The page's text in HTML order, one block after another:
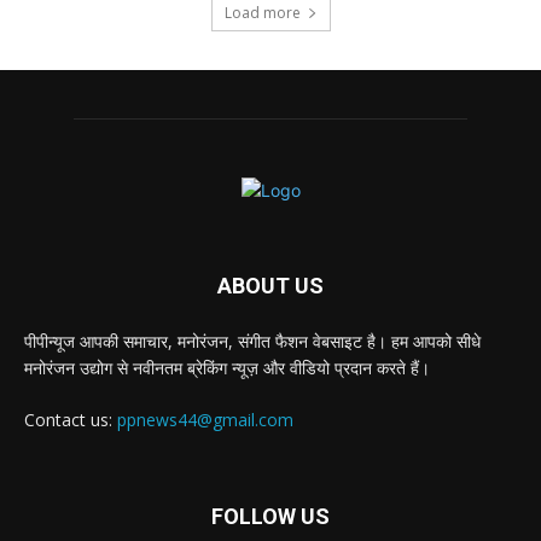
Load more
ABOUT US
पीपीन्यूज आपकी समाचार, मनोरंजन, संगीत फैशन वेबसाइट है। हम आपको सीधे
मनोरंजन उद्योग से नवीनतम ब्रेकिंग न्यूज़ और वीडियो प्रदान करते हैं।
Contact us: ppnews44@gmail.com
FOLLOW US